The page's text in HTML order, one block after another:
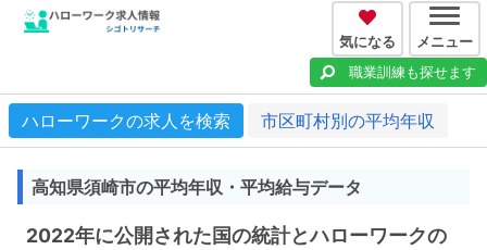
気になる メニュー
職業訓練も探せます
ハローワークの求人を検索 市区町村別の平均年収
高知県須崎市の平均年収・平均給与データ
2022年に公開された国の統計とハローワークの